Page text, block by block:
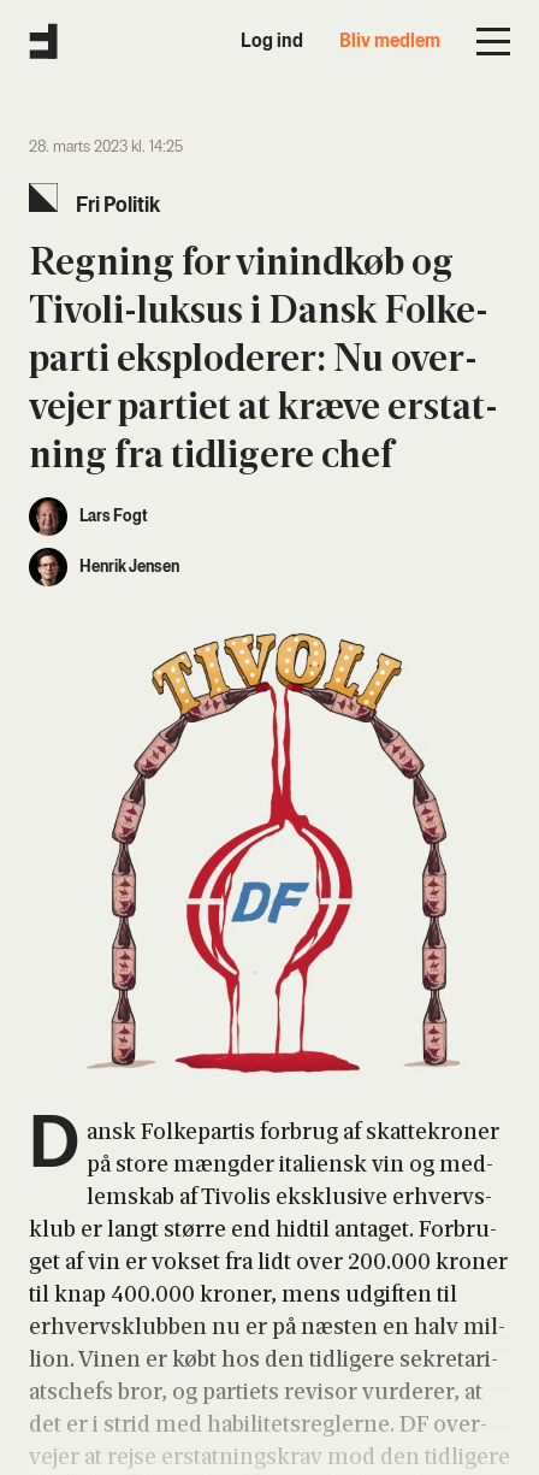
Log ind Bliv medlem
28. marts 2023 kl. 14:25
Fri Poli­tik
Reg­ning for vinind­køb og
Tivo­li-luksus i Dansk Fol­ke­
par­ti eks­plo­de­rer: Nu over­
ve­jer par­ti­et at kræ­ve erstat­
ning fra tid­li­ge­re chef
Lars Fogt
Henrik Jensen
D ansk Fol­ke­par­tis for­brug af skat­te­kro­ner
på sto­re mæng­der ita­li­ensk vin og med­
lem­skab af Tivo­lis eks­klu­si­ve erhvervs­
klub er langt stør­re end hidtil anta­get. For­bru­
get af vin er vok­set fra lidt over 200.000 kro­ner
til knap 400.000 kro­ner, mens udgif­ten til
erhvervs­klub­ben nu er på næsten en halv mil­
li­on. Vinen er købt hos den tid­li­ge­re sekre­ta­ri­
ats­chefs bror, og par­tiets revisor vur­de­rer, at
det er i strid med habi­li­tets­reg­ler­ne. DF over­
ve­jer at rej­se erstat­nings­krav mod den tid­li­ge­re